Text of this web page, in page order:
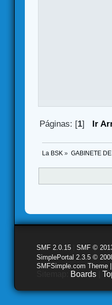
Páginas: [1] Ir
La BSK » GABINETE
SMF 2.0.15 SMF ©
SimplePortal 2.3.5 ©
SMFSimple.com Theme
Boards